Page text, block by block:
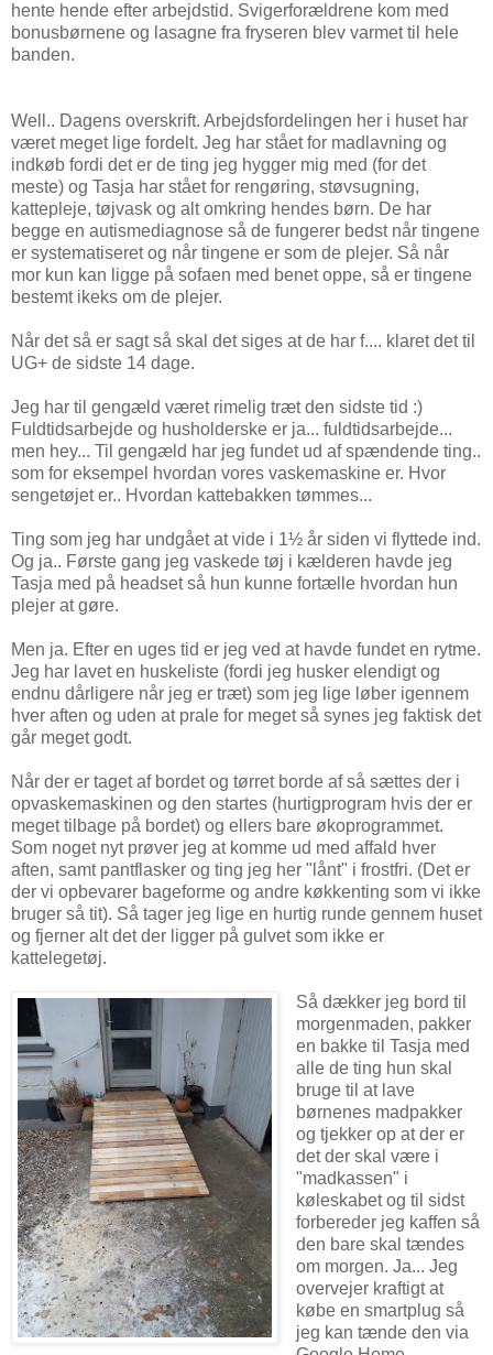
hente hende efter arbejdstid. Svigerforældrene kom med
bonusbørnene og lasagne fra fryseren blev varmet til hele
banden.
Well.. Dagens overskrift. Arbejdsfordelingen her i huset har
været meget lige fordelt. Jeg har stået for madlavning og
indkøb fordi det er de ting jeg hygger mig med (for det
meste) og Tasja har stået for rengøring, støvsugning,
kattepleje, tøjvask og alt omkring hendes børn. De har
begge en autismediagnose så de fungerer bedst når tingene
er systematiseret og når tingene er som de plejer. Så når
mor kun kan ligge på sofaen med benet oppe, så er tingene
bestemt ikeks om de plejer.
Når det så er sagt så skal det siges at de har f.... klaret det til
UG+ de sidste 14 dage.
Jeg har til gengæld været rimelig træt den sidste tid :)
Fuldtidsarbejde og husholderske er ja... fuldtidsarbejde...
men hey... Til gengæld har jeg fundet ud af spændende ting..
som for eksempel hvordan vores vaskemaskine er. Hvor
sengetøjet er.. Hvordan kattebakken tømmes...
Ting som jeg har undgået at vide i 1½ år siden vi flyttede ind.
Og ja.. Første gang jeg vaskede tøj i kælderen havde jeg
Tasja med på headset så hun kunne fortælle hvordan hun
plejer at gøre.
Men ja. Efter en uges tid er jeg ved at havde fundet en rytme.
Jeg har lavet en huskeliste (fordi jeg husker elendigt og
endnu dårligere når jeg er træt) som jeg lige løber igennem
hver aften og uden at prale for meget så synes jeg faktisk det
går meget godt.
Når der er taget af bordet og tørret borde af så sættes der i
opvaskemaskinen og den startes (hurtigprogram hvis der er
meget tilbage på bordet) og ellers bare økoprogrammet.
Som noget nyt prøver jeg at komme ud med affald hver
aften, samt pantflasker og ting jeg her "lånt" i frostfri. (Det er
der vi opbevarer bageforme og andre køkkenting som vi ikke
bruger så tit). Så tager jeg lige en hurtig runde gennem huset
og fjerner alt det der ligger på gulvet som ikke er
kattelegetøj.
Så dækker jeg bord til
morgenmaden, pakker
en bakke til Tasja med
alle de ting hun skal
bruge til at lave
børnenes madpakker
og tjekker op at der er
det der skal være i
"madkassen" i
køleskabet og til sidst
forbereder jeg kaffen så
den bare skal tændes
om morgen. Ja... Jeg
overvejer kraftigt at
købe en smartplug så
jeg kan tænde den via